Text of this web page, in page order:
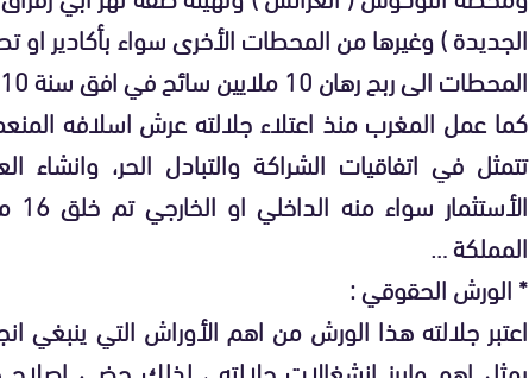
الجديدة ) وغيرها من المحطات الأخرى سواء بأكادير
المحطات الى ربح رهان 10 ملايين سائح في افق سنة 2010
كما عمل المغرب منذ اعتلاء جلالته عرش اسلافه
تتمثل في اتفاقيات الشراكة والتبادل الحر،
المملكة …
* الورش الحقوقي :
اعتبر جلالته هذا الورش من اهم الأوراش التي ينبغي